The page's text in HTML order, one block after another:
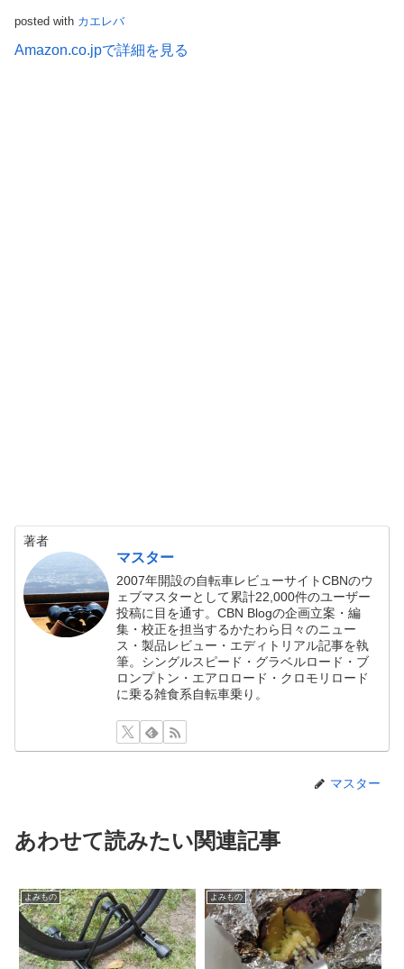
posted with カエレバ
Amazon.co.jpで詳細を見る
著者
マスター
2007年開設の自転車レビューサイトCBNのウ
ェブマスターとして累計22,000件のユーザー
投稿に目を通す。CBN Blogの企画立案・編
集・校正を担当するかたわら日々のニュー
ス・製品レビュー・エディトリアル記事を執
筆。シングルスピード・グラベルロード・ブ
ロンプトン・エアロロード・クロモリロード
に乗る雑食系自転車乗り。
マスター
あわせて読みたい関連記事
よみもの よみもの